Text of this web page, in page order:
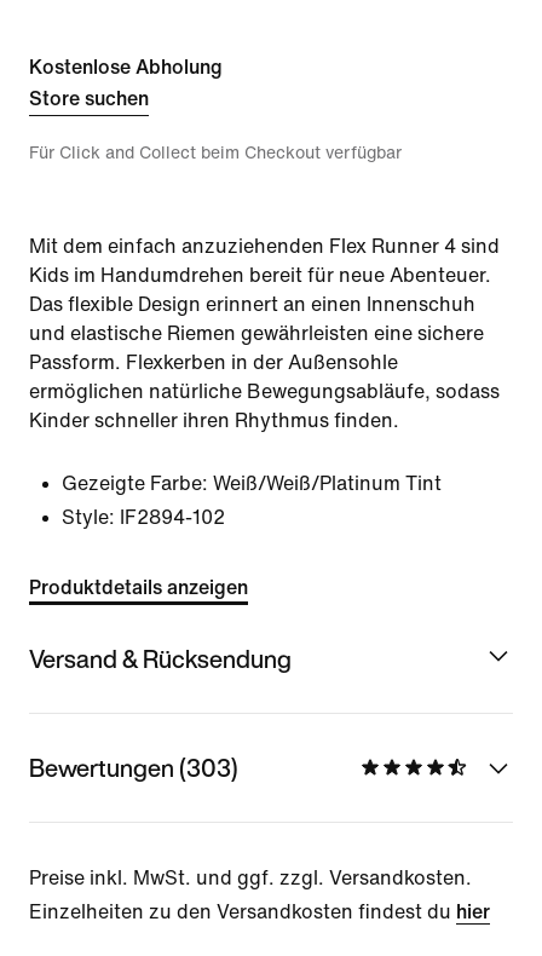
Kostenlose Abholung
Store suchen
Für Click and Collect beim Checkout verfügbar
Mit dem einfach anzuziehenden Flex Runner 4 sind
Kids im Handumdrehen bereit für neue Abenteuer.
Das flexible Design erinnert an einen Innenschuh
und elastische Riemen gewährleisten eine sichere
Passform. Flexkerben in der Außensohle
ermöglichen natürliche Bewegungsabläufe, sodass
Kinder schneller ihren Rhythmus finden.
Gezeigte Farbe: Weiß/Weiß/Platinum Tint
Style:
IF2894-102
Produktdetails anzeigen
Versand & Rücksendung
Bewertungen (303)
Preise inkl. MwSt. und ggf. zzgl. Versandkosten.
Einzelheiten zu den Versandkosten findest du hier